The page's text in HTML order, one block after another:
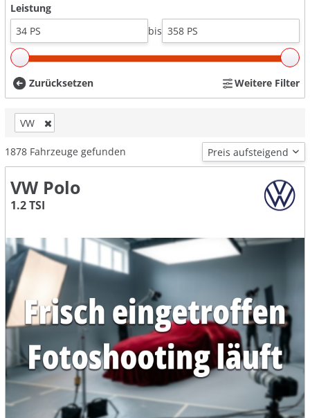
Leistung
bis
Zurücksetzen Weitere Filter
VW
1878 Fahrzeuge gefunden
VW Polo
1.2 TSI